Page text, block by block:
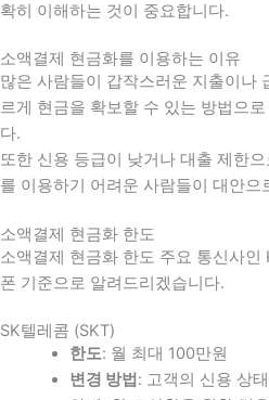
확히 이해하는 것이 중요합니다.
소액결제 현금화를 이용하는 이유
많은 사람들이 갑작스러운 지출이나
르게 현금을 확보할 수 있는 방법으
다.
또한 신용 등급이 낮거나 대출 제한
를 이용하기 어려운 사람들이 대안으
소액결제 현금화 한도
소액결제 현금화 한도 주요 통신사인
폰 기준으로 알려드리겠습니다.
SK텔레콤 (SKT)
한도: 월 최대 100만원
변경 방법 : 고객의 신용 상